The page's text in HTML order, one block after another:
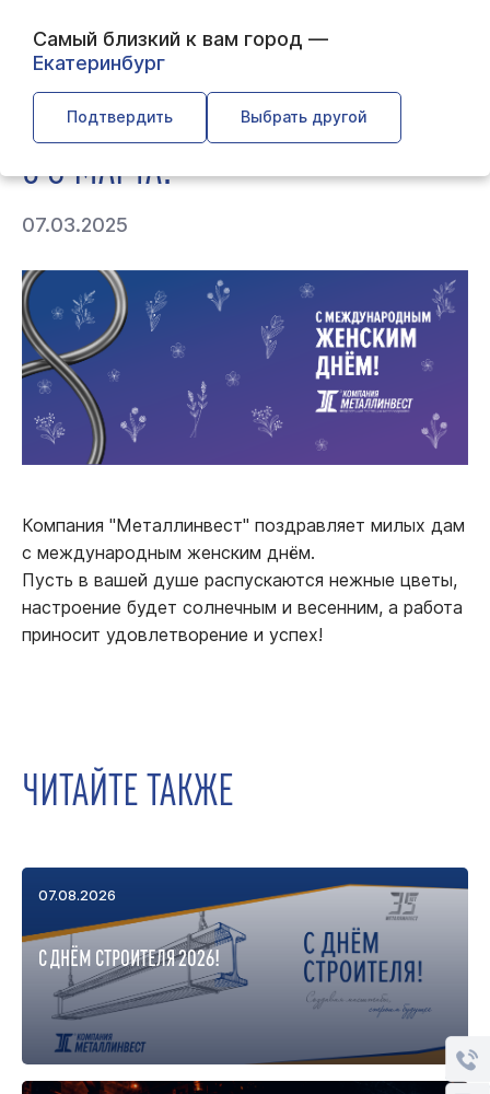
Самый близкий к вам город —
Екатеринбург
Подтвердить Выбрать другой
С 8 МАРТА!
07.03.2025
Компания "Металлинвест" поздравляет милых дам
с международным женским днём.
Пусть в вашей душе распускаются нежные цветы,
настроение будет солнечным и весенним, а работа
приносит удовлетворение и успех!
ЧИТАЙТЕ ТАКЖЕ
07.08.2026
С ДНЁМ СТРОИТЕЛЯ 2026!